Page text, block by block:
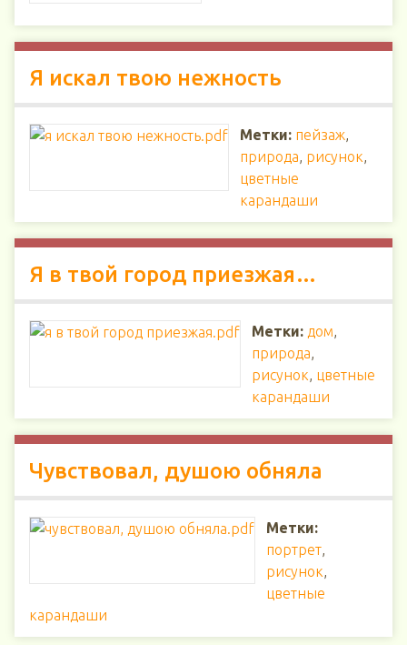
Я искал твою нежность
Метки: пейзаж,
природа, рисунок,
цветные
карандаши
Я в твой город приезжая…
Метки: дом,
природа,
рисунок, цветные
карандаши
Чувствовал, душою обняла
Метки:
портрет,
рисунок,
цветные
карандаши